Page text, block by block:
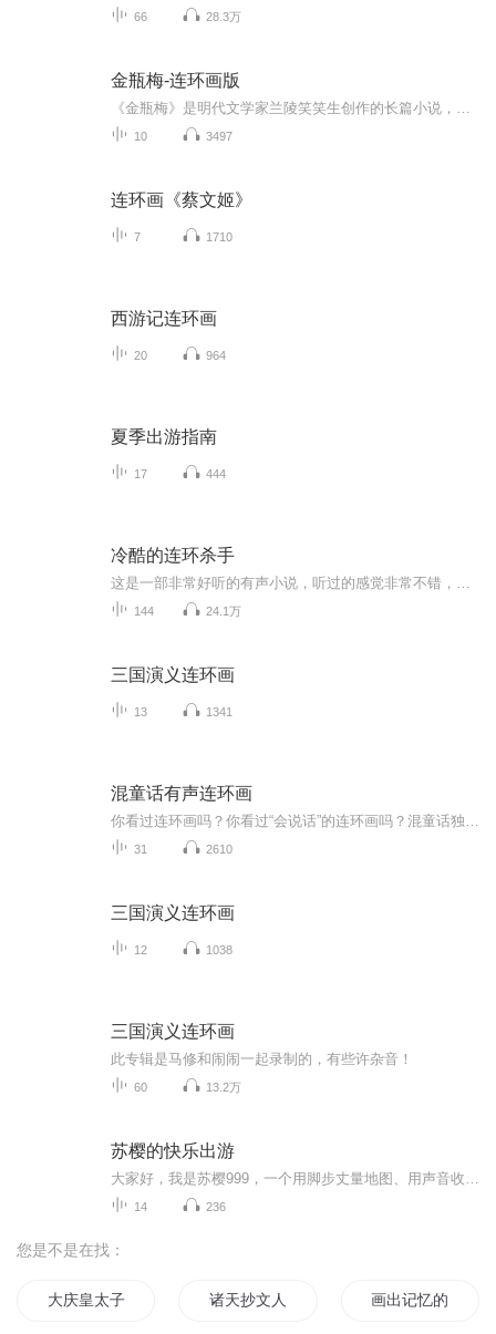
66 28.3万
金瓶梅-连环画版
10 3497
连环画《蔡文姬》
7 1710
西游记连环画
20 964
夏季出游指南
17 444
冷酷的连环杀手
144 24.1万
三国演义连环画
13 1341
混童话有声连环画
31 2610
三国演义连环画
12 1038
三国演义连环画
此专辑是马修和闹闹一起录制的，有些许杂音！
60 13.2万
苏樱的快乐出游
14 236
您是不是在找：
大庆皇太子 诸天抄文人 画出记忆的边缘